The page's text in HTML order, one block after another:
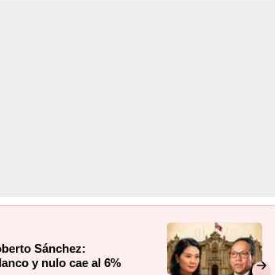
Sánchez:
y nulo cae al 6%